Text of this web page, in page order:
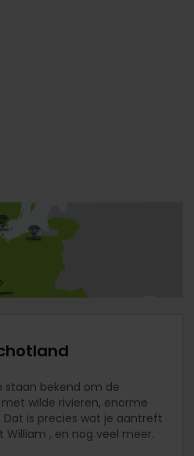
staan bekend om de
wilde rivieren, enorme
is precies wat je aantreft
William , en nog veel meer.